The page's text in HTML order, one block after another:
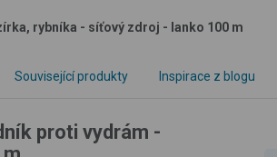
rybníka - síťový zdroj - lanko 100 m
Související produkty Inspirace z blogu
proti vydrám -